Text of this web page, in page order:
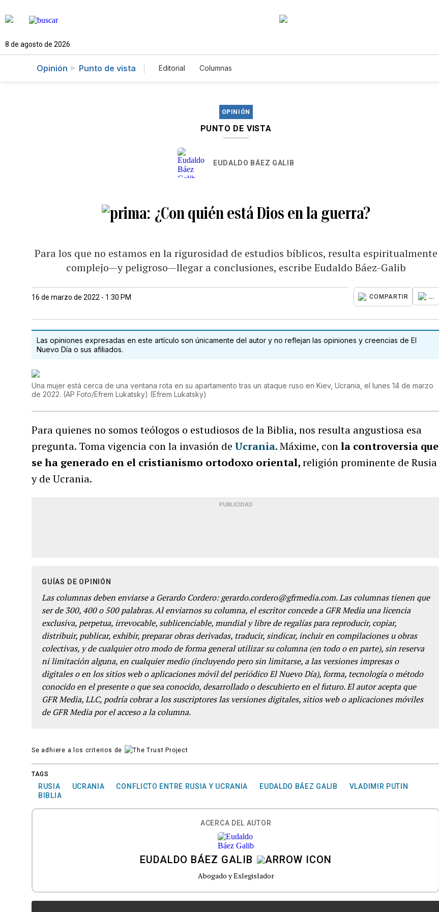
8 de agosto de 2026
Opinión Punto de vista Editorial Columnas
OPINIÓN
PUNTO DE VISTA
EUDALDO BÁEZ GALIB
¿Con quién está Dios en la guerra?
Para los que no estamos en la rigurosidad de estudios bíblicos, resulta espiritualmente
complejo—y peligroso—llegar a conclusiones, escribe Eudaldo Báez-Galib
16 de marzo de 2022 - 1:30 PM COMPARTIR ...
Las opiniones expresadas en este artículo son únicamente del autor y no reflejan las opiniones y creencias de El
Nuevo Día o sus afiliados.
Una mujer está cerca de una ventana rota en su apartamento tras un ataque ruso en Kiev, Ucrania, el lunes 14 de marzo
de 2022. (AP Foto/Efrem Lukatsky) (Efrem Lukatsky)
Para quienes no somos teólogos o estudiosos de la Biblia, nos resulta angustiosa esa
pregunta. Toma vigencia con la invasión deUcrania. Máxime, conla controversia que
se ha generado en el cristianismo ortodoxo oriental,religión prominente de Rusia
y de Ucrania.
PUBLICIDAD
GUÍAS DE OPINIÓN
Las columnas deben enviarse a Gerardo Cordero: gerardo.cordero@gfrmedia.com. Las columnas tienen que
ser de 300, 400 o 500 palabras. Al enviarnos su columna, el escritor concede a GFR Media una licencia
exclusiva, perpetua, irrevocable, sublicenciable, mundial y libre de regalías para reproducir, copiar,
distribuir, publicar, exhibir, preparar obras derivadas, traducir, sindicar, incluir en compilaciones u obras
colectivas, y de cualquier otro modo de forma general utilizar su columna (en todo o en parte), sin reserva
ni limitación alguna, en cualquier medio (incluyendo pero sin limitarse, a las versiones impresas o
digitales o en los sitios web o aplicaciones móvil del periódico El Nuevo Día), forma, tecnología o método
conocido en el presente o que sea conocido, desarrollado o descubierto en el futuro. El autor acepta que
GFR Media, LLC, podría cobrar a los suscriptores las versiones digitales, sitios web o aplicaciones móviles
de GFR Media por el acceso a la columna.
Se adhiere a los criterios de
TAGS
RUSIA UCRANIA CONFLICTO ENTRE RUSIA Y UCRANIA EUDALDO BÁEZ GALIB
VLADIMIR PUTIN
BIBLIA
ACERCA DEL AUTOR
EUDALDO BÁEZ GALIB
Abogado y Exlegislador